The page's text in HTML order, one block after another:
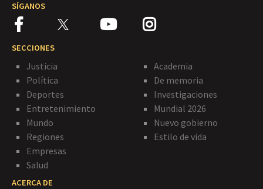
SÍGANOS
SECCIONES
Justicia
Política
Deportes
Entretenimiento
Mundo
Regiones
Empresas
Salud
Academia
De memoria
Investigaciones
Mundial 2026
Nuevo gobierno
Estilo de vida
ACERCA DE